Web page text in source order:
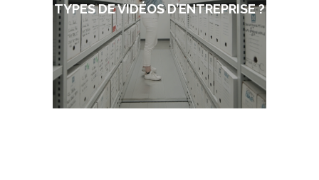
TYPES DE VIDÉOS D’ENTREPRISE ?